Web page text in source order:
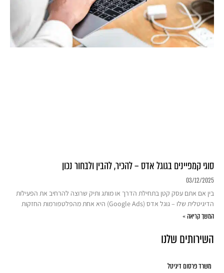
סוגי קמפיינים בגוגל אדס – להכיר, להבין ולבחור נכון
03/12/2025
בין אם אתם עסק קטן בתחילת הדרך או מותג ותיק שרוצה להרחיב את הפעילות
הדיגיטלית שלו – גוגל אדס (Google Ads) היא אחת מהפלטפורמות החזקות
המשך קריאה »
השירותים שלנו
משרד פרסום דיגיטל